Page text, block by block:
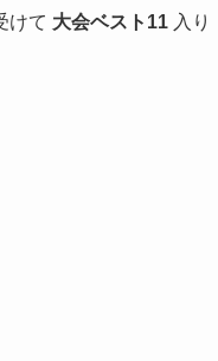
けて 大会ベスト11 入り